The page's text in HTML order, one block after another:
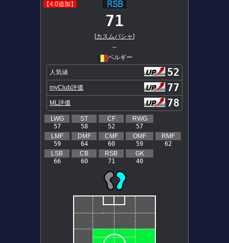
【4.0追加】
71
[カスムパシャ]
--
ベルギー
人気値 52
myClub評価 77
ML評価 78
LWG
57
ST
58
CF
52
RWG
57
LMF
59
DMF
64
CMF
60
OMF
59
RMF
62
LSB
66
CB
60
RSB
71
GK
40